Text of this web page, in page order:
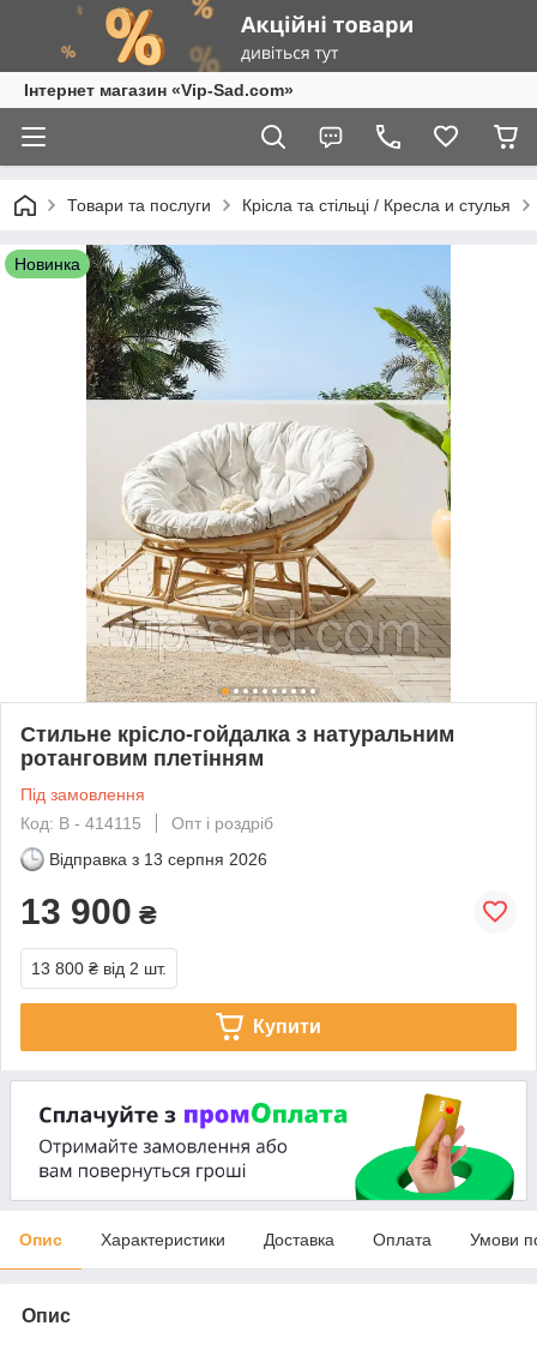
Інтернет магазин «Vip-Sad.com»
Товари та послуги Крісла та стільці / Кресла и стулья
Новинка
Стильне крісло-гойдалка з натуральним
ротанговим плетінням
Під замовлення
Код: В - 414115
Опт і роздріб
Відправка з 13 серпня 2026
13 900 ₴
13 800 ₴ від 2 шт.
Купити
Опис Характеристики Доставка Оплата Умови
Опис